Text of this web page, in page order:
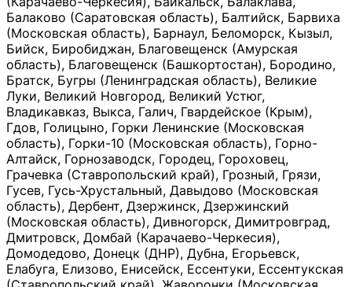
Балаково (Саратовская область), Балтийск, Барвиха
(Московская область), Барнаул, Беломорск, Кызыл,
Бийск, Биробиджан, Благовещенск (Амурская
область), Благовещенск (Башкортостан), Бородино,
Братск, Бугры (Ленинградская область), Великие
Луки, Великий Новгород, Великий Устюг,
Владикавказ, Выкса, Галич, Гвардейское (Крым),
Гдов, Голицыно, Горки Ленинские (Московская
область), Горки-10 (Московская область), Горно-
Алтайск, Горнозаводск, Городец, Гороховец,
Грачевка (Ставропольский край), Грозный, Грязи,
Гусев, Гусь-Хрустальный, Давыдово (Московская
область), Дербент, Дзержинск, Дзержинский
(Московская область), Дивногорск, Димитровград,
Дмитровск, Домбай (Карачаево-Черкесия),
Домодедово, Донецк (ДНР), Дубна, Егорьевск,
Елабуга, Елизово, Енисейск, Ессентуки, Ессентукская